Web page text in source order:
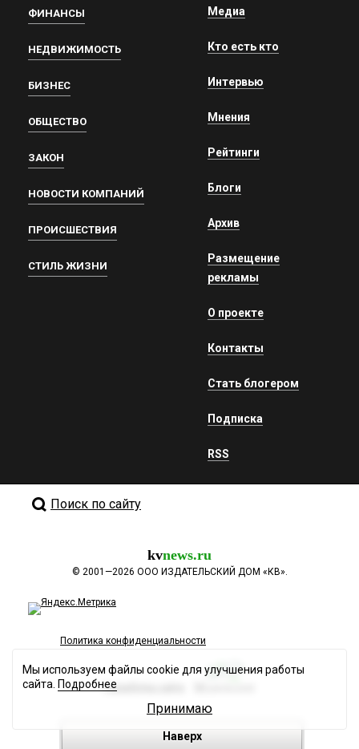
ФИНАНСЫ
НЕДВИЖИМОСТЬ
БИЗНЕС
ОБЩЕСТВО
ЗАКОН
НОВОСТИ КОМПАНИЙ
ПРОИСШЕСТВИЯ
СТИЛЬ ЖИЗНИ
Медиа
Кто есть кто
Интервью
Мнения
Рейтинги
Блоги
Архив
Размещение
рекламы
О проекте
Контакты
Стать блогером
Подписка
RSS
Поиск по сайту
kvnews.ru
© 2001—2026 ООО ИЗДАТЕЛЬСКИЙ ДОМ «КВ».
Политика конфиденциальности
Разработка сайта
Наверх
Мы используем файлы cookie для улучшения работы
сайта. Подробнее
Принимаю